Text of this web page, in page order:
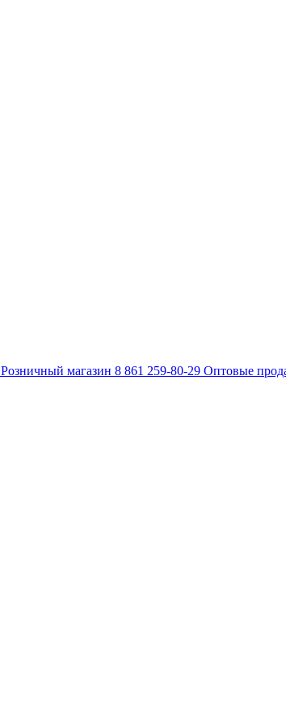
Розничный магазин 8 861 259-80-29 Оптовые